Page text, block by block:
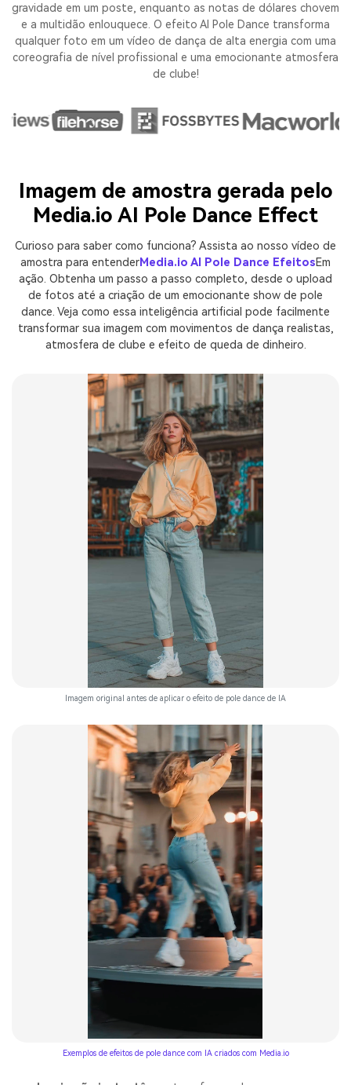
gravidade em um poste, enquanto as notas de dólares chovem
e a multidão enlouquece. O efeito AI Pole Dance transforma
qualquer foto em um vídeo de dança de alta energia com uma
coreografia de nível profissional e uma emocionante atmosfera
de clube!
Imagem de amostra gerada pelo
Media.io AI Pole Dance Effect
Curioso para saber como funciona? Assista ao nosso vídeo de
amostra para entenderMedia.io AI Pole Dance EfeitosEm
ação. Obtenha um passo a passo completo, desde o upload
de fotos até a criação de um emocionante show de pole
dance. Veja como essa inteligência artificial pode facilmente
transformar sua imagem com movimentos de dança realistas,
atmosfera de clube e efeito de queda de dinheiro.
Imagem original antes de aplicar o efeito de pole dance de IA
Exemplos de efeitos de pole dance com IA criados com Media.io